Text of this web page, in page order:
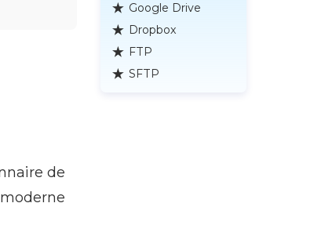
de
Google Drive
Dropbox
FTP
SFTP